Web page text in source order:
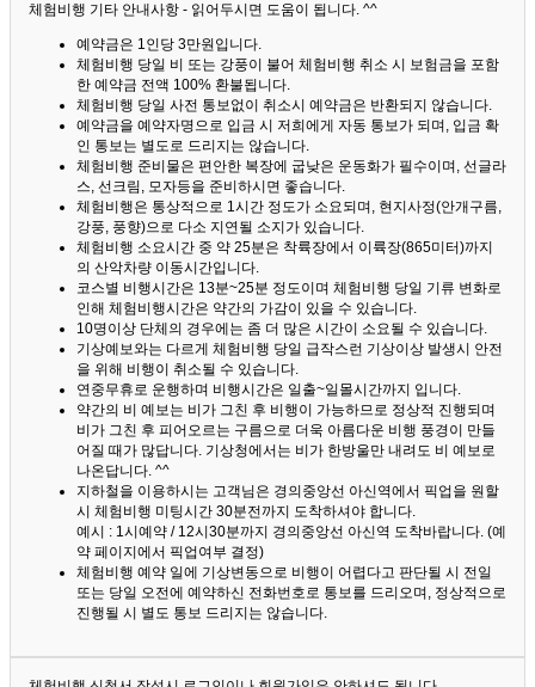
체험비행 기타 안내사항 - 읽어두시면 도움이 됩니다. ^^
예약금은 1인당 3만원입니다.
체험비행 당일 비 또는 강풍이 불어 체험비행 취소 시 보험금을 포함
한 예약금 전액 100% 환불됩니다.
체험비행 당일 사전 통보없이 취소시 예약금은 반환되지 않습니다.
예약금을 예약자명으로 입금 시 저희에게 자동 통보가 되며, 입금 확
인 통보는 별도로 드리지는 않습니다.
체험비행 준비물은 편안한 복장에 굽낮은 운동화가 필수이며, 선글라
스, 선크림, 모자등을 준비하시면 좋습니다.
체험비행은 통상적으로 1시간 정도가 소요되며, 현지사정(안개구름,
강풍, 풍향)으로 다소 지연될 소지가 있습니다.
체험비행 소요시간 중 약 25분은 착륙장에서 이륙장(865미터)까지
의 산악차량 이동시간입니다.
코스별 비행시간은 13분~25분 정도이며 체험비행 당일 기류 변화로
인해 체험비행시간은 약간의 가감이 있을 수 있습니다.
10명이상 단체의 경우에는 좀 더 많은 시간이 소요될 수 있습니다.
기상예보와는 다르게 체험비행 당일 급작스런 기상이상 발생시 안전
을 위해 비행이 취소될 수 있습니다.
연중무휴로 운행하며 비행시간은 일출~일몰시간까지 입니다.
약간의 비 예보는 비가 그친 후 비행이 가능하므로 정상적 진행되며
비가 그친 후 피어오르는 구름으로 더욱 아름다운 비행 풍경이 만들
어질 때가 많답니다. 기상청에서는 비가 한방울만 내려도 비 예보로
나온답니다. ^^
지하철을 이용하시는 고객님은 경의중앙선 아신역에서 픽업을 원할
시 체험비행 미팅시간 30분전까지 도착하셔야 합니다.
예시 : 1시예약 / 12시30분까지 경의중앙선 아신역 도착바랍니다. (예
약 페이지에서 픽업여부 결정)
체험비행 예약 일에 기상변동으로 비행이 어렵다고 판단될 시 전일
또는 당일 오전에 예약하신 전화번호로 통보를 드리오며, 정상적으로
진행될 시 별도 통보 드리지는 않습니다.